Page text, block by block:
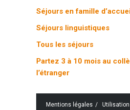
Séjours en famille
Séjours linguistiques
Tous les séjours
Partez 3 à 10 mois au
l’étranger
Mentions légales